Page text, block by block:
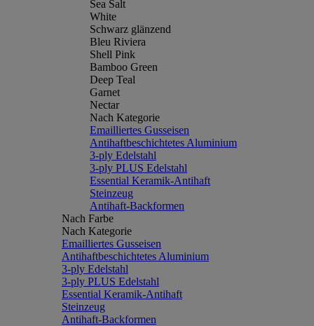
Sea Salt
White
Schwarz glänzend
Bleu Riviera
Shell Pink
Bamboo Green
Deep Teal
Garnet
Nectar
Nach Kategorie
Emailliertes Gusseisen
Antihaftbeschichtetes Aluminium
3-ply Edelstahl
3-ply PLUS Edelstahl
Essential Keramik-Antihaft
Steinzeug
Antihaft-Backformen
Nach Farbe
Nach Kategorie
Emailliertes Gusseisen
Antihaftbeschichtetes Aluminium
3-ply Edelstahl
3-ply PLUS Edelstahl
Essential Keramik-Antihaft
Steinzeug
Antihaft-Backformen